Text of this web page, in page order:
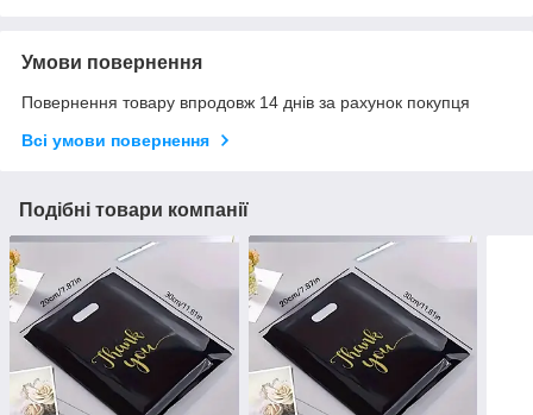
Умови повернення
Повернення товару впродовж 14 днів за рахунок покупця
Всі умови повернення
Подібні товари компанії